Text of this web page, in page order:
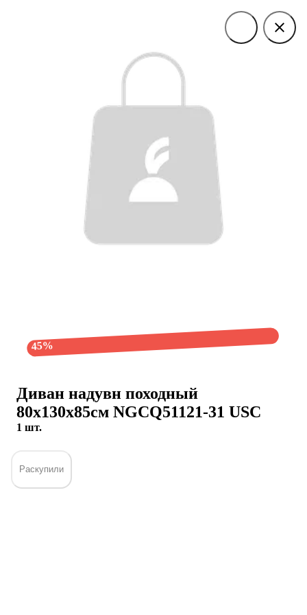
Диван надувн походный
80х130х85см NGCQ51121-31 USC
1 шт.
45%
Раскупили